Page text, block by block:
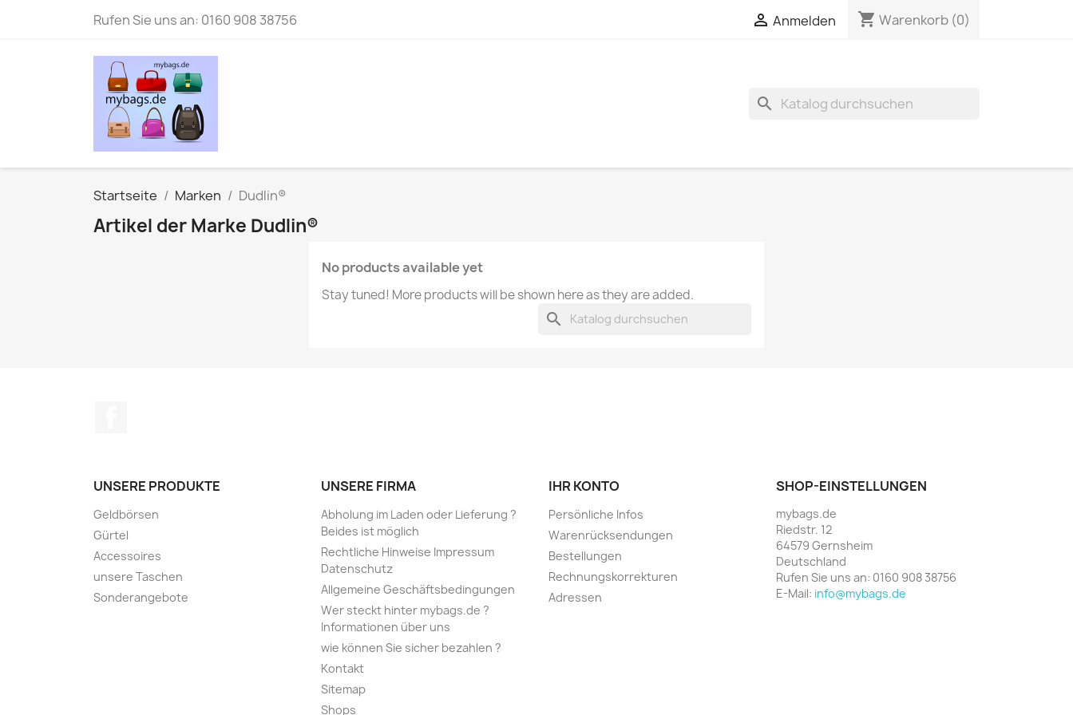
Rufen Sie uns an: 0160 908 38756  Anmelden shopping_cart Warenkorb (0)
search
Startseite Marken Dudlin®
Artikel der Marke Dudlin®
No products available yet
Stay tuned! More products will be shown here as they are added.
search
UNSERE PRODUKTE
Geldbörsen
Gürtel
Accessoires
unsere Taschen
Sonderangebote
UNSERE FIRMA
Abholung im Laden oder Lieferung ?
Beides ist möglich
Rechtliche Hinweise Impressum
Datenschutz
Allgemeine Geschäftsbedingungen
Wer steckt hinter mybags.de ?
Informationen über uns
wie können Sie sicher bezahlen ?
Kontakt
Sitemap
Shops
IHR KONTO
Persönliche Infos
Warenrücksendungen
Bestellungen
Rechnungskorrekturen
Adressen
SHOP-EINSTELLUNGEN
mybags.de
Riedstr. 12
64579 Gernsheim
Deutschland
Rufen Sie uns an: 0160 908 38756
E-Mail: info@mybags.de